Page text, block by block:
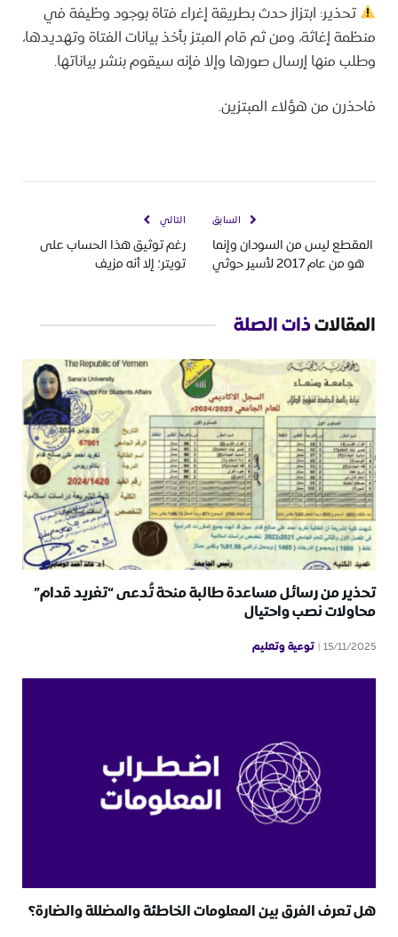
تحذير: ابتزاز حدث بطريقة إغراء فتاة بوجود وظيفة في
منظمة إغاثة، ومن ثم قام المبتز بأخذ بيانات الفتاة وتهديدها،
وطلب منها إرسال صورها وإلا فإنه سيقوم بنشر بياناتها.
فاحذرن من هؤلاء المبتزين.
السابق
المقطع ليس من السودان وإنما
هو من عام 2017 لأسير حوثي
التالي
رغم توثيق هذا الحساب على
تويتر؛ إلا أنه مزيف
المقالاتذات الصلة
تحذير من رسائل مساعدة طالبة منحة تُدعى “تغريد قدام”
محاولات نصب واحتيال
15/11/2025 توعية وتعليم
هل تعرف الفرق بين المعلومات الخاطئة والمضللة والضارة؟